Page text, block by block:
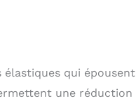
qui épousent
une réduction